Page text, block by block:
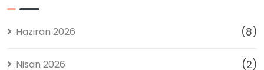
Diamond
Haziran 2026 (8)
Nisan 2026 (2)